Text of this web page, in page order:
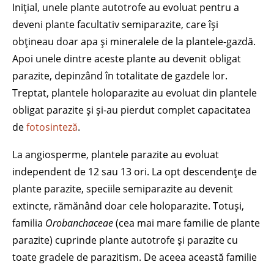
Inițial, unele plante autotrofe au evoluat pentru a
deveni plante facultativ semiparazite, care își
obțineau doar apa și mineralele de la plantele-gazdă.
Apoi unele dintre aceste plante au devenit obligat
parazite, depinzând în totalitate de gazdele lor.
Treptat, plantele holoparazite au evoluat din plantele
obligat parazite și și-au pierdut complet capacitatea
defotosinteză.
La angiosperme, plantele parazite au evoluat
independent de 12 sau 13 ori. La opt descendențe de
plante parazite, speciile semiparazite au devenit
extincte, rămănând doar cele holoparazite. Totuși,
familia Orobanchaceae(cea mai mare familie de plante
parazite) cuprinde plante autotrofe și parazite cu
toate gradele de parazitism. De aceea această familie